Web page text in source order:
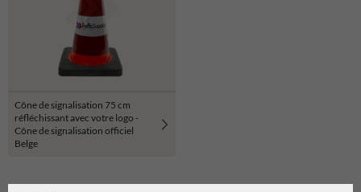
Cône de signalisation 75 cm
réfléchissant avec votre logo -
Cône de signalisation officiel
Belge